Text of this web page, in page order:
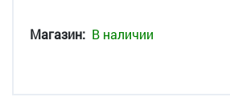
Магазин: В наличии